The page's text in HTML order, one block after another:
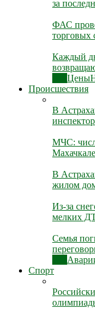
за
ФАС
торговых
Каждый
Цены
Происшествия
В
МЧС:
В
жилом
Из-за
мелких
Семья
Спорт